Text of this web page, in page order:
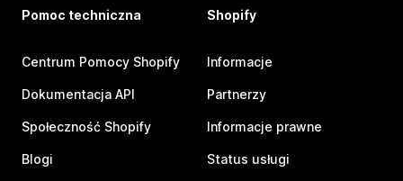
Pomoc techniczna
Centrum Pomocy Shopify
Dokumentacja API
Społeczność Shopify
Blogi
Shopify
Informacje
Partnerzy
Informacje prawne
Status usługi